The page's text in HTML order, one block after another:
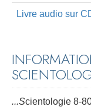
Livre audio sur
...Scientologie 8-